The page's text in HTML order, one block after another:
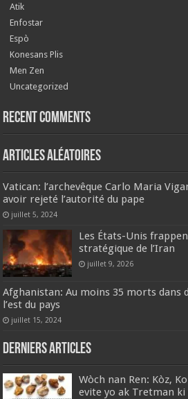
Atik
Enfostar
Espò
Konesans Plis
Men Zen
Uncategorized
Recent Comments
Articles aléatoires
Vatican: l’archevêque Carlo Maria
avoir rejeté l’autorité du pape
juillet 5, 2024
Les États-Unis
stratégique de l’Iran
juillet 9, 2026
Afghanistan: Au moins 35 morts dans
l’est du pays
juillet 15, 2024
Derniers articles
Wòch nan Ren: Kòz,
evite yo ak Tretman ki